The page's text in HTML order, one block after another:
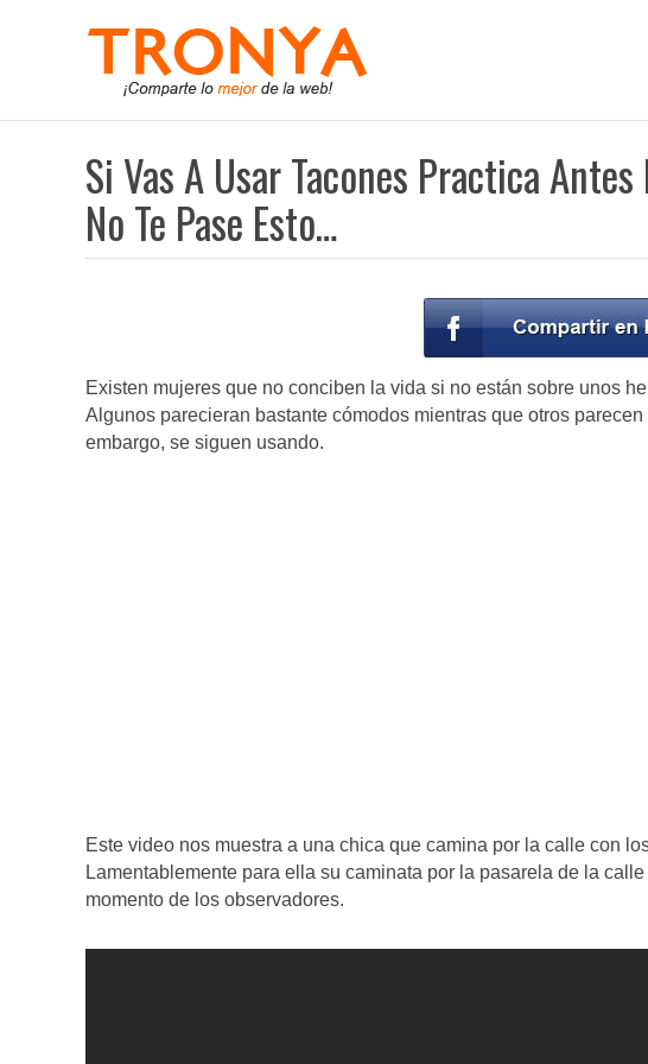
Si Vas A Usar Tacones Practica
No Te Pase Esto…
Existen mujeres que no conciben la vida si no están sobre unos
Algunos parecieran bastante cómodos mientras que otros
embargo, se siguen usando.
Este video nos muestra a una chica que camina por la calle con
Lamentablemente para ella su caminata por la pasarela de la
momento de los observadores.